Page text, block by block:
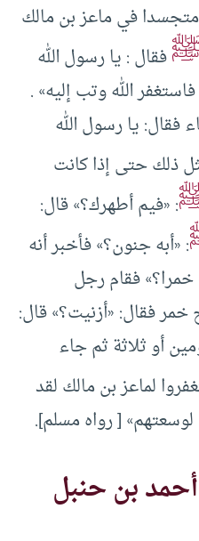
متجسدا في ماعز بن مالك
فقال : يا رسول الله
الله وتب إليه» .
فقال: يا رسول الله
ذلك حتى إذا كانت
: «فيم أطهرك؟» قال:
: «أبه جنون؟» فأخبر أنه
فقام رجل
فقال: «أزنيت؟» قال:
أو ثلاثة ثم جاء
لماعز بن مالك لقد
[ رواه مسلم].
بن حنبل